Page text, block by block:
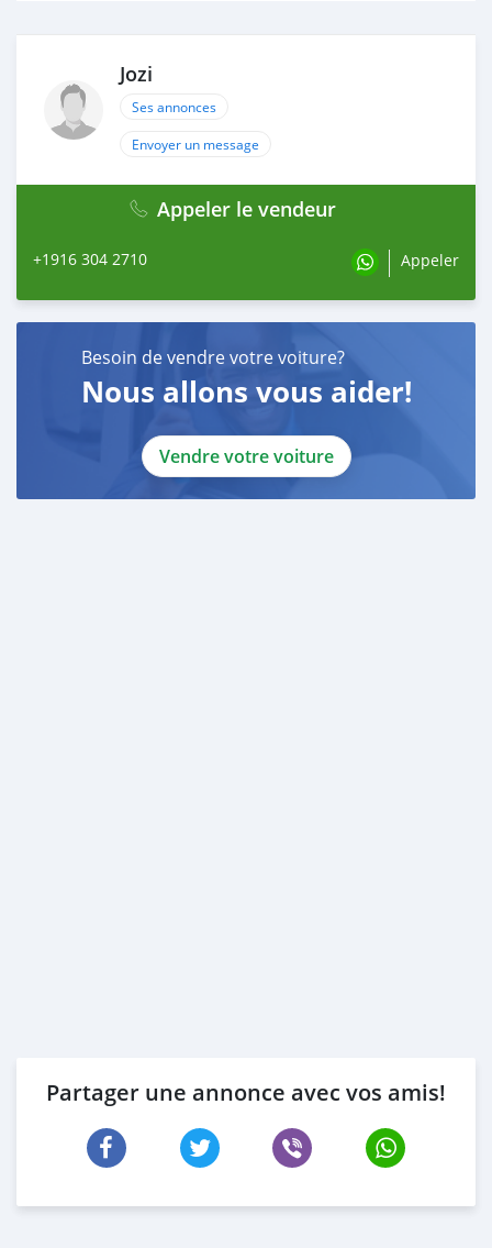
Jozi
Ses annonces
Envoyer un message
Appeler le vendeur
+1916 304 2710 Appeler
Besoin de vendre votre voiture?
Nous allons vous aider!
Vendre votre voiture
Partager une annonce avec vos amis!